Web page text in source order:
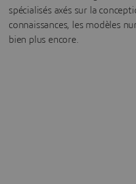
spécialisés axés sur la
connaissances, les modèles
bien plus encore.